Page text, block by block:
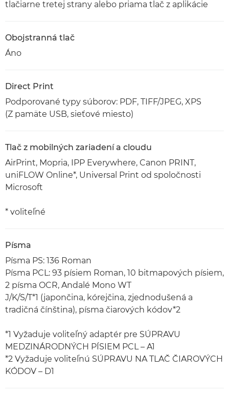
tlačiarne tretej strany alebo priama tlač z aplikácie
Obojstranná tlač
Áno
Direct Print
Podporované typy súborov: PDF, TIFF/JPEG, XPS
(Z pamäte USB, sieťové miesto)
Tlač z mobilných zariadení a cloudu
AirPrint, Mopria, IPP Everywhere, Canon PRINT,
uniFLOW Online*, Universal Print od spoločnosti
Microsoft
* voliteľné
Písma
Písma PS: 136 Roman
Písma PCL: 93 písiem Roman, 10 bitmapových písiem,
2 písma OCR, Andalé Mono WT
J/K/S/T*1 (japončina, kórejčina, zjednodušená a
tradičná čínština), písma čiarových kódov*2
*1 Vyžaduje voliteľný adaptér pre SÚPRAVU
MEDZINÁRODNÝCH PÍSIEM PCL – A1
*2 Vyžaduje voliteľnú SÚPRAVU NA TLAČ ČIAROVÝCH
KÓDOV – D1